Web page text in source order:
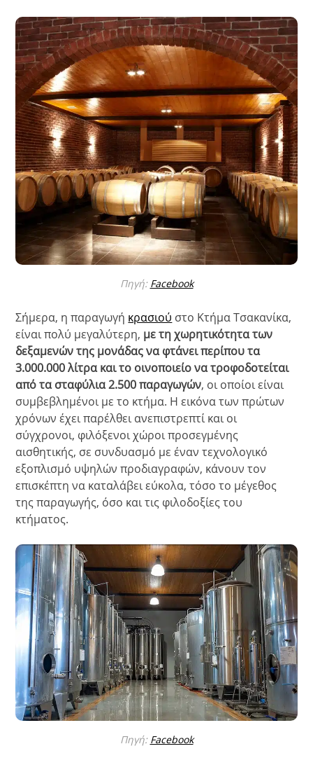
Πηγή: Facebook
Σήμερα, η παραγωγή κρασιού στο Κτήμα Τσακανίκα,
είναι πολύ μεγαλύτερη, με τη χωρητικότητα των
δεξαμενών της μονάδας να φτάνει περίπου τα
3.000.000 λίτρα και το οινοποιείο να τροφοδοτείται
από τα σταφύλια 2.500 παραγωγών, οι οποίοι είναι
συμβεβλημένοι με το κτήμα. Η εικόνα των πρώτων
χρόνων έχει παρέλθει ανεπιστρεπτί και οι
σύγχρονοι, φιλόξενοι χώροι προσεγμένης
αισθητικής, σε συνδυασμό με έναν τεχνολογικό
εξοπλισμό υψηλών προδιαγραφών, κάνουν τον
επισκέπτη να καταλάβει εύκολα, τόσο το μέγεθος
της παραγωγής, όσο και τις φιλοδοξίες του
κτήματος.
Πηγή: Facebook